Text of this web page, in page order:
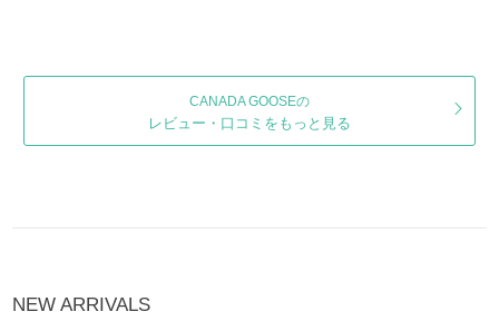
CANADA GOOSEの
レビュー・口コミをもっと見る
NEW ARRIVALS